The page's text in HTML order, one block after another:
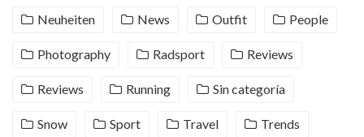
Neuheiten News Outfit People
Photography Radsport Reviews
Reviews Running Sin categoría
Snow Sport Travel Trends